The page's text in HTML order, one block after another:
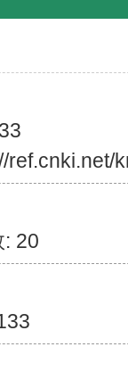
ref.cnki.net/
20